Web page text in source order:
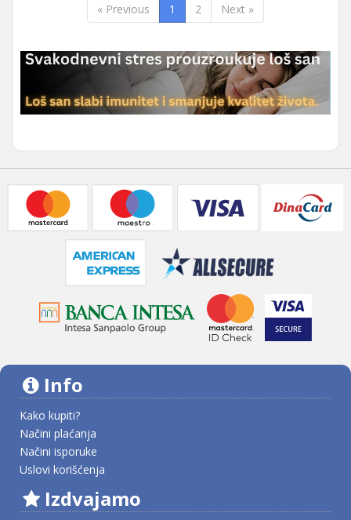
« Previous 1 2 Next »
Info
Kako kupiti?
Načini plaćanja
Načini isporuke
Uslovi korišćenja
Izdvajamo